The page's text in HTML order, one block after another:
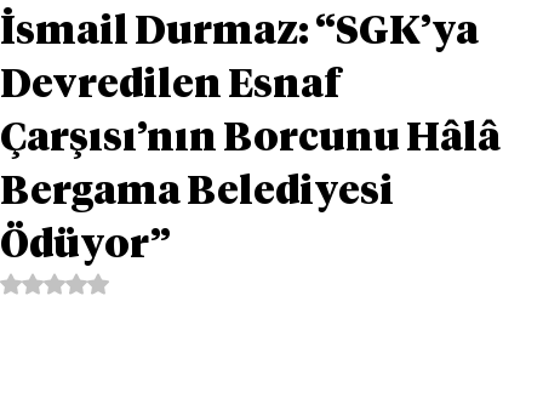
İsmail Durmaz: “SGK’ya
Devredilen Esnaf
Çarşısı’nın Borcunu Hâlâ
Bergama Belediyesi
Ödüyor”
5 üzerinden NaN yıldız